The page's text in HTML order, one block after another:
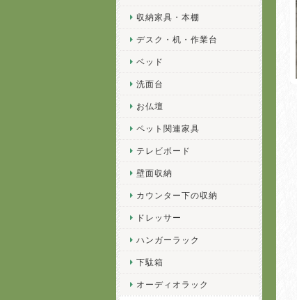
収納家具・本棚
デスク・机・作業台
ベッド
洗面台
お仏壇
ペット関連家具
テレビボード
壁面収納
カウンター下の収納
ドレッサー
ハンガーラック
下駄箱
オーディオラック